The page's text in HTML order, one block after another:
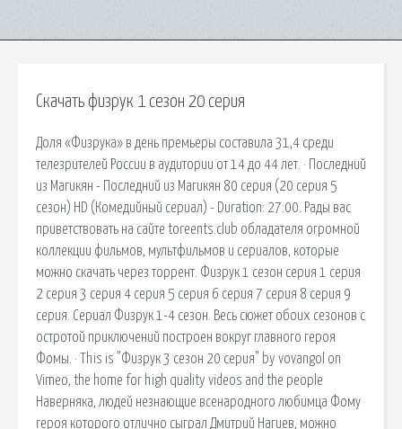
Скачать физрук 1 сезон 20 серия
Доля «Физрука» в день премьеры составила 31,4 среди
телезрителей России в аудитории от 14 до 44 лет. · Последний
из Магикян - Последний из Магикян 80 серия (20 серия 5
сезон) HD (Комедийный сериал) - Duration: 27:00. Рады вас
приветствовать на сайте toreents.club обладателя огромной
коллекции фильмов, мультфильмов и сериалов, которые
можно скачать через торрент. Физрук 1 сезон серия 1 серия
2 серия 3 серия 4 серия 5 серия 6 серия 7 серия 8 серия 9
серия. Сериал Физрук 1-4 сезон. Весь сюжет обоих сезонов с
остротой приключений построен вокруг главного героя
Фомы. · This is "Физрук 3 сезон 20 серия" by vovangol on
Vimeo, the home for high quality videos and the people
Наверняка, людей незнающие всенародного любимца Фому
героя которого отлично сыграл Дмитрий Нагиев, можно